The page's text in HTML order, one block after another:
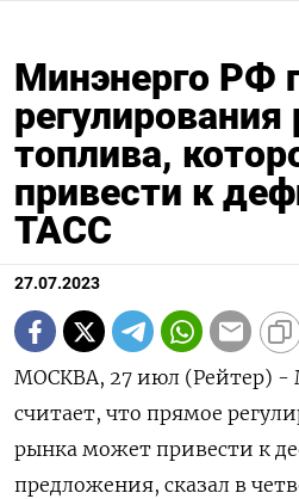
Минэнерго РФ
топлива,
привести к
ТАСС
27.07.2023
МОСКВА, 27 июл (Рейтер) -
считает, что прямое
рынка может привести к
предложения, сказал в